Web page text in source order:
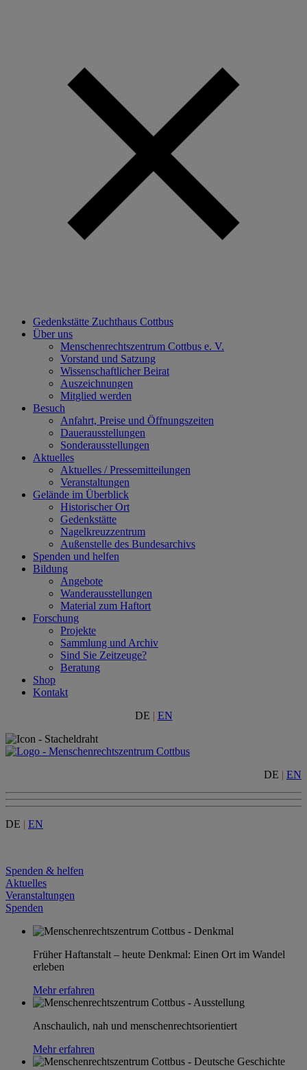
Gedenkstätte Zuchthaus Cottbus
Über uns
Menschenrechtszentrum Cottbus e. V.
Vorstand und Satzung
Wissenschaftlicher Beirat
Auszeichnungen
Mitglied werden
Besuch
Anfahrt, Preise und Öffnungszeiten
Dauerausstellungen
Sonderausstellungen
Aktuelles
Aktuelles / Pressemitteilungen
Veranstaltungen
Gelände im Überblick
Historischer Ort
Gedenkstätte
Nagelkreuzzentrum
Außenstelle des Bundesarchivs
Spenden und helfen
Bildung
Angebote
Wanderausstellungen
Material zum Haftort
Forschung
Projekte
Sammlung und Archiv
Sind Sie Zeitzeuge?
Beratung
Shop
Kontakt
DE | EN
DE | EN
DE | EN
Spenden & helfen
Aktuelles
Veranstaltungen
Spenden
Früher Haftanstalt – heute Denkmal: Einen Ort im Wandel
erleben
Mehr erfahren
Anschaulich, nah und menschenrechtsorientiert
Mehr erfahren